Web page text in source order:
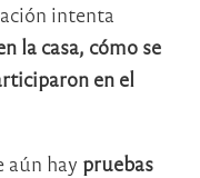
intenta
la casa, cómo se
en el
aún hay pruebas